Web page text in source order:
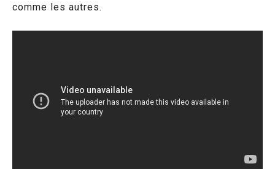
comme les autres.